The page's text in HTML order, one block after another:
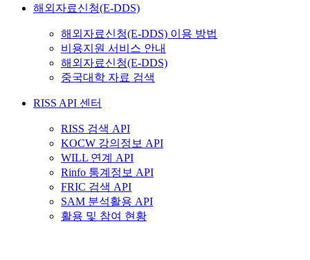
해외자료신청(E-DDS)
해외자료신청(E-DDS) 이용 방법
비용지원 서비스 안내
해외자료신청(E-DDS)
중국대학 자료 검색
RISS API 센터
RISS 검색 API
KOCW 강의정보 API
WILL 연계 API
Rinfo 통계정보 API
FRIC 검색 API
SAM 분석활용 API
활용 및 참여 현황